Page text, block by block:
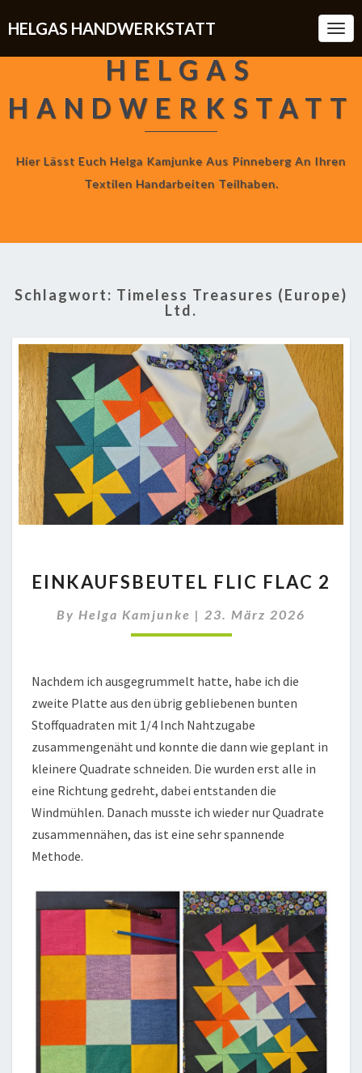
HELGAS HANDWERKSTATT
HELGAS
HANDWERKSTATT
Hier Lässt Euch Helga Kamjunke Aus Pinneberg An Ihren
Textilen Handarbeiten Teilhaben.
Schlagwort: Timeless Treasures (Europe)
Ltd.
FLIC
2
EINKAUFSBEUTEL FLIC FLAC 2
By Helga Kamjunke | 23. März 2026
Nachdem ich ausgegrummelt hatte, habe ich die
zweite Platte aus den übrig gebliebenen bunten
Stoffquadraten mit 1/4 Inch Nahtzugabe
zusammengenäht und konnte die dann wie geplant in
kleinere Quadrate schneiden. Die wurden erst alle in
eine Richtung gedreht, dabei entstanden die
Windmühlen. Danach musste ich wieder nur Quadrate
zusammennähen, das ist eine sehr spannende
Methode.